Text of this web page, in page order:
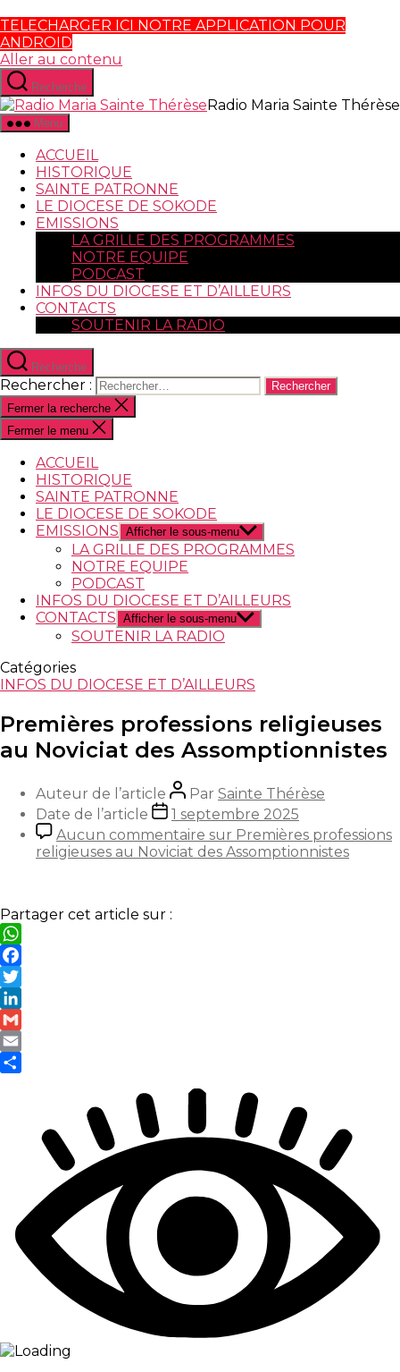
TELECHARGER ICI NOTRE APPLICATION POUR
ANDROID
Aller au contenu
Recherche
Radio Maria Sainte Thérèse
Menu
ACCUEIL
HISTORIQUE
SAINTE PATRONNE
LE DIOCESE DE SOKODE
EMISSIONS
LA GRILLE DES PROGRAMMES
NOTRE EQUIPE
PODCAST
INFOS DU DIOCESE ET D’AILLEURS
CONTACTS
SOUTENIR LA RADIO
Recherche
Rechercher :
Fermer la recherche
Fermer le menu
ACCUEIL
HISTORIQUE
SAINTE PATRONNE
LE DIOCESE DE SOKODE
EMISSIONS Afficher le sous-menu
LA GRILLE DES PROGRAMMES
NOTRE EQUIPE
PODCAST
INFOS DU DIOCESE ET D’AILLEURS
CONTACTS Afficher le sous-menu
SOUTENIR LA RADIO
Catégories
INFOS DU DIOCESE ET D’AILLEURS
Premières professions religieuses
au Noviciat des Assomptionnistes
Auteur de l’article Par Sainte Thérèse
Date de l’article
1 septembre 2025
Aucun commentaire sur Premières professions
religieuses au Noviciat des Assomptionnistes
Partager cet article sur :
WhatsApp
Facebook
Twitter
LinkedIn
Gmail
Email